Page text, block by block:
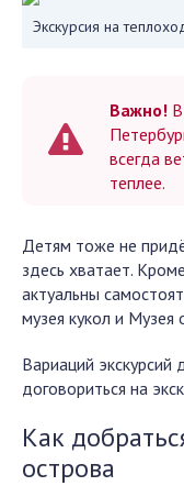
Экскурсия на
Важно!
всегда
теплее.
Детям тоже не
здесь хватает.
актуальны
музея кукол и Музея
Вариаций
договориться на
Как
острова